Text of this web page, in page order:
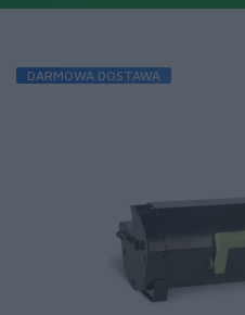
DARMOWA DOSTAWA